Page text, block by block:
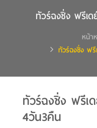
ทัวร์ฉงชิ่ง ฟรีเ
หน้า
ทัวร์ฉงชิ่ง ฟรี
ทัวร์ฉงชิ่ง ฟรีเ
4วัน3คืน